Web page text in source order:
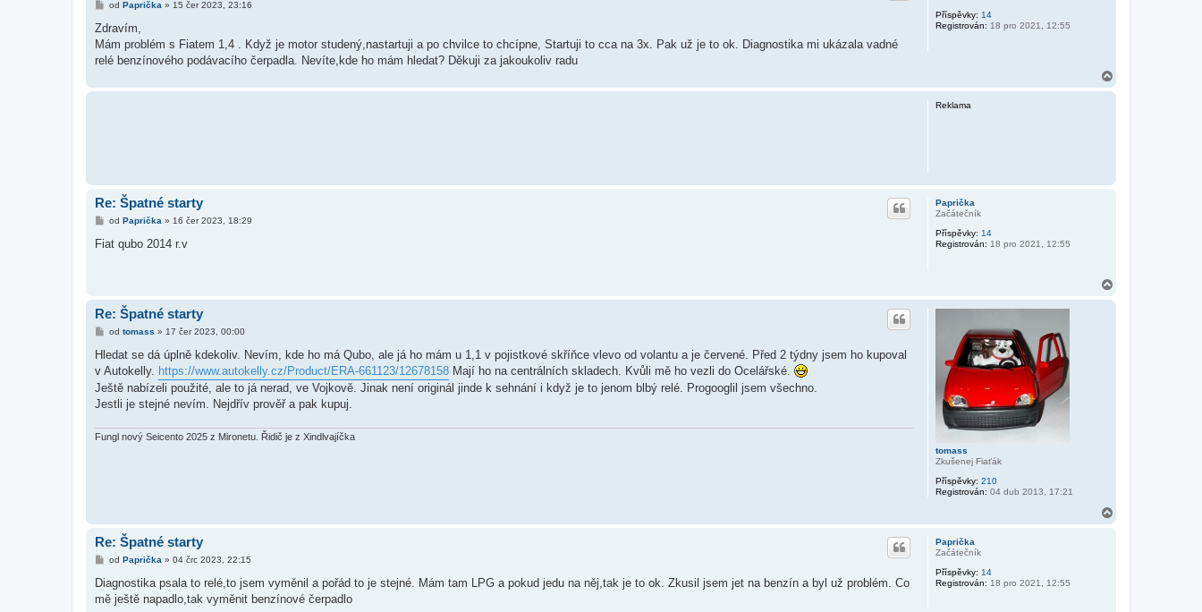
Příspěvky: 14
Registrován: 18 pro 2021, 12:55
P
í
p
ě
k
od Paprička » 15 čer 2023, 23:16
Zdravím,
Mám problém s Fiatem 1,4 . Když je motor studený,nastartuji a po chvilce to chcípne, Startuji to cca na 3x. Pak už je to ok. Diagnostika mi ukázala vadné
relé benzínového podávacího čerpadla. Nevíte,kde ho mám hledat? Děkuji za jakoukoliv radu
Reklama
Paprička
Začátečník
Příspěvky: 14
Registrován: 18 pro 2021, 12:55
Re: Špatné starty
P
í
od Paprička » 16 čer 2023, 18:29
Fiat qubo 2014 r.v
tomass
Zkušenej Fiaťák
Příspěvky: 210
Registrován: 04 dub 2013, 17:21
Re: Špatné starty
P
í
p
ě
v
e
od tomass » 17 čer 2023, 00:00
Hledat se dá úplně kdekoliv. Nevím, kde ho má Qubo, ale já ho mám u 1,1 v pojistkové skříňce vlevo od volantu a je červené. Před 2 týdny jsem ho kupoval
v Autokelly. https://www.autokelly.cz/Product/ERA-661123/12678158 Mají ho na centrálních skladech. Kvůli mě ho vezli do Ocelářské.
Ještě nabízeli použité, ale to já nerad, ve Vojkově. Jinak není originál jinde k sehnání i když je to jenom blbý relé. Progooglil jsem všechno.
Jestli je stejné nevím. Nejdřív prověř a pak kupuj.
Fungl nový Seicento 2025 z Mironetu. Řidič je z Xindlvajíčka
Paprička
Začátečník
Příspěvky: 14
Registrován: 18 pro 2021, 12:55
Re: Špatné starty
P
í
p
od Paprička » 04 črc 2023, 22:15
Diagnostika psala to relé,to jsem vyměnil a pořád to je stejné. Mám tam LPG a pokud jedu na něj,tak je to ok. Zkusil jsem jet na benzín a byl už problém. Co
mě ještě napadlo,tak vyměnit benzínové čerpadlo